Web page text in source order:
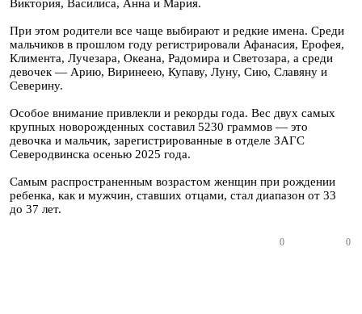
Виктория, Василиса, Анна и Мария.
При этом родители все чаще выбирают и редкие имена. Среди
мальчиков в прошлом году регистрировали Афанасия, Ерофея,
Климента, Лучезара, Океана, Радомира и Светозара, а среди
девочек — Арию, Виринеею, Купаву, Луну, Сию, Славяну и
Северину.
Особое внимание привлекли и рекорды года. Вес двух самых
крупных новорожденных составил 5230 граммов — это
девочка и мальчик, зарегистрированные в отделе ЗАГС
Северодвинска осенью 2025 года.
Самым распространенным возрастом женщин при рождении
ребенка, как и мужчин, ставших отцами, стал диапазон от 33
до 37 лет.
0 0